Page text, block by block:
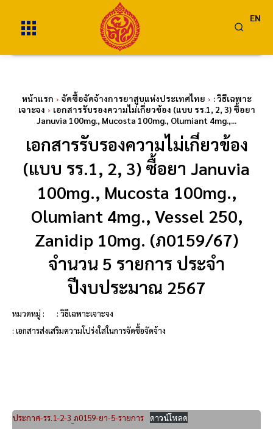
EN
หน้าแรก จัดซื้อจัดจ้างการยาสูบแห่งประเทศไทย
: วิธีเฉพาะ
เจาะจง
เอกสารรับรองความไม่เกี่ยวข้อง (แบบ รร.1, 2, 3) ซื้อยา
Januvia 100mg., Mucosta 100mg., Olumiant 4mg.,...
เอกสารรับรองความไม่เกี่ยวข้อง
(แบบ รร.1, 2, 3) ซื้อยา Januvia
100mg., Mucosta 100mg.,
Olumiant 4mg., Vessel 250,
Zanidip 10mg. (ภ0159/67)
จำนวน 5 รายการ ประจำ
ปีงบประมาณ 2567
หมวดหมู่ :
: วิธีเฉพาะเจาะจง
: เอกสารส่งเสริมความโปร่งใสในการจัดซื้อจัดจ้าง
ประกาศ-รร.1-2-3_ภ0159-ยา-5-รายการ ดาวน์โหลด